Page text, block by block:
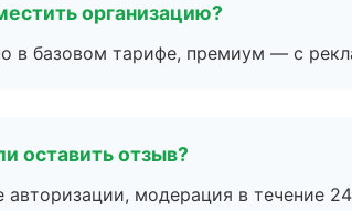
организацию?
в базовом тарифе, премиум — с
оставить отзыв?
авторизации, модерация в течение